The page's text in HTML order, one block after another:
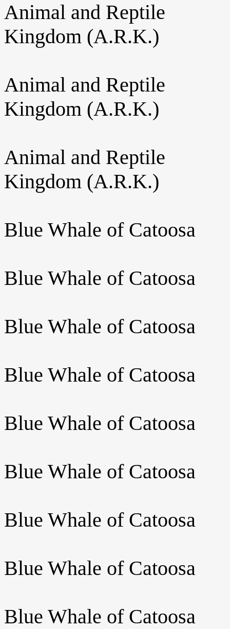
Animal and Reptile
Kingdom (A.R.K.)
Animal and Reptile
Kingdom (A.R.K.)
Animal and Reptile
Kingdom (A.R.K.)
Blue Whale of Catoosa
Blue Whale of Catoosa
Blue Whale of Catoosa
Blue Whale of Catoosa
Blue Whale of Catoosa
Blue Whale of Catoosa
Blue Whale of Catoosa
Blue Whale of Catoosa
Blue Whale of Catoosa